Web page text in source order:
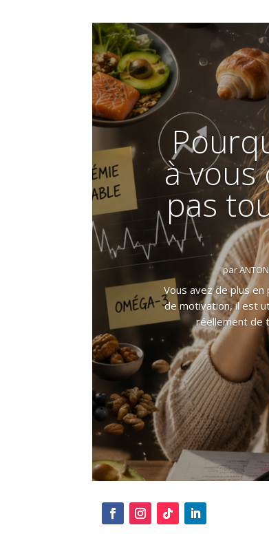
à vous
pas
par
Vous avez de plus en
de motivation, il est
réellement de